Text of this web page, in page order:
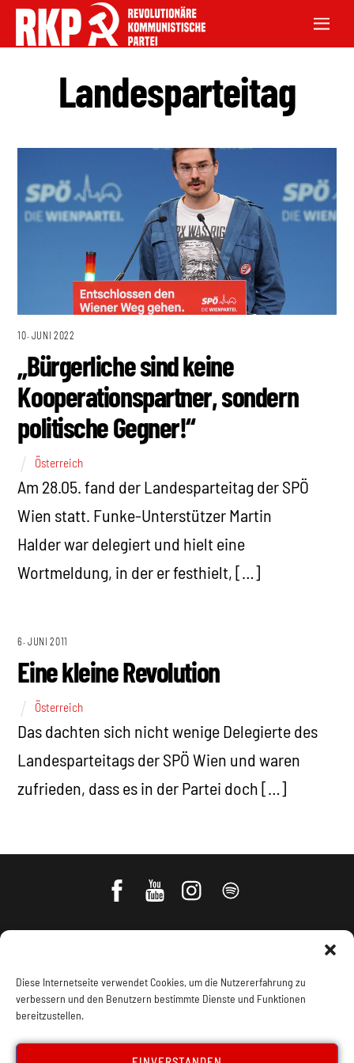
Diese Internetseite verwendet Cookies, um die Nutzererfahrung zu
verbessern und den Benutzern bestimmte Dienste und Funktionen
bereitzustellen.
Landesparteitag
10. JUNI 2022
„Bürgerliche sind keine
Kooperationspartner, sondern
politische Gegner!“
Österreich
Am 28.05. fand der Landesparteitag der SPÖ
Wien statt. Funke-Unterstützer Martin
Halder war delegiert und hielt eine
Wortmeldung, in der er festhielt, […]
6. JUNI 2011
Eine kleine Revolution
Österreich
Das dachten sich nicht wenige Delegierte des
Landesparteitags der SPÖ Wien und waren
zufrieden, dass es in der Partei doch […]
Impressum, Offenlegung Cookie Policy